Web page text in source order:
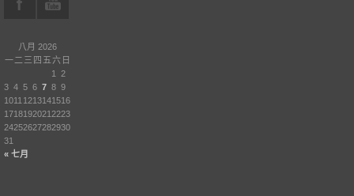
八月 2026
一 二 三 四 五六 日
« 七月
1
2
3 4 5 6 7 8 9
1011 1213141516
1718192021 2223
24252627282930
31